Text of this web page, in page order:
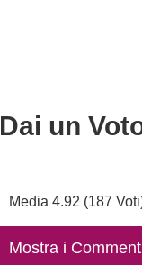
Dai un
Media 4.92 (187
Mostra i